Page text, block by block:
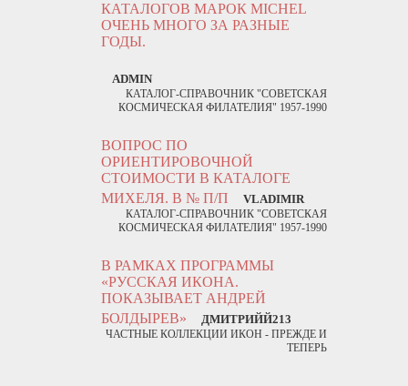
КАТАЛОГОВ МАРОК MICHEL
ОЧЕНЬ МНОГО ЗА РАЗНЫЕ
ГОДЫ.
ADMIN
КАТАЛОГ-СПРАВОЧНИК "СОВЕТСКАЯ
КОСМИЧЕСКАЯ ФИЛАТЕЛИЯ" 1957-1990
ВОПРОС ПО
ОРИЕНТИРОВОЧНОЙ
СТОИМОСТИ В КАТАЛОГЕ
МИХЕЛЯ. В № П/П
VLADIMIR
КАТАЛОГ-СПРАВОЧНИК "СОВЕТСКАЯ
КОСМИЧЕСКАЯ ФИЛАТЕЛИЯ" 1957-1990
В РАМКАХ ПРОГРАММЫ
«РУССКАЯ ИКОНА.
ПОКАЗЫВАЕТ АНДРЕЙ
БОЛДЫРЕВ»
ДМИТРИЙЙ213
ЧАСТНЫЕ КОЛЛЕКЦИИ ИКОН - ПРЕЖДЕ И
ТЕПЕРЬ